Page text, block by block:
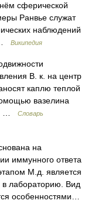
сферической
Ранвье служат
наблюдений
Википедия
В. к. на центр
каплю теплой
вазелина
…
Словарь
на
иммунного ответа
М.д. является
в лабораторию. Вид
особенностями…